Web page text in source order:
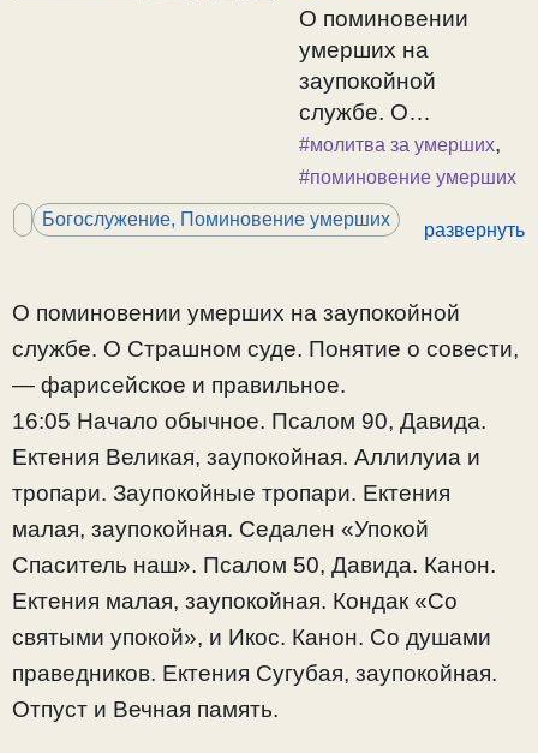
О поминовении
умерших на
заупокойной
службе. О
Страшном суде.
Понятие о совести,
— фарисейское и
правильное. 16:05
Псалом 90, Давида.
Ектения Великая,
заупокойная.
Аллилуиа и
тропари.
Заупокойные
тропари. Ектения
малая, заупокойная.
Спаситель наш».
Псалом 50, Давида.
Канон. Ектения
малая, заупокойная.
#молитва за умерших,
#поминовение умерших
Богослужение, Поминовение умерших
развернуть
О поминовении умерших на заупокойной
службе. О Страшном суде. Понятие о совести,
— фарисейское и правильное.
16:05 Начало обычное. Псалом 90, Давида.
Ектения Великая, заупокойная. Аллилуиа и
тропари. Заупокойные тропари. Ектения
малая, заупокойная. Седален «Упокой
Спаситель наш». Псалом 50, Давида. Канон.
Ектения малая, заупокойная. Кондак «Со
святыми упокой», и Икос. Канон. Со душами
праведников. Ектения Сугубая, заупокойная.
Отпуст и Вечная память.